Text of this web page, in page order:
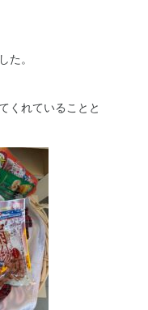
た。
くれていることと